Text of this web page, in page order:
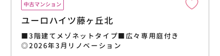
中古マンション
ユーロハイツ藤ヶ丘北
■3階建てメゾネットタイプ■広々専用庭付き
◎2026年3月リノベーション